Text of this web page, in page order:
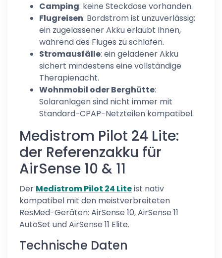
Camping: keine Steckdose vorhanden.
Flugreisen: Bordstrom ist unzuverlässig;
ein zugelassener Akku erlaubt Ihnen,
während des Fluges zu schlafen.
Stromausfälle: ein geladener Akku
sichert mindestens eine vollständige
Therapienacht.
Wohnmobil oder Berghütte:
Solaranlagen sind nicht immer mit
Standard-CPAP-Netzteilen kompatibel.
Medistrom Pilot 24 Lite:
der Referenzakku für
AirSense 10 & 11
Der Medistrom Pilot 24 Liteist nativ
kompatibel mit den meistverbreiteten
ResMed-Geräten: AirSense 10, AirSense 11
AutoSet und AirSense 11 Elite.
Technische Daten